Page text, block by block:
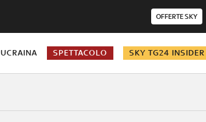
OFFERTE SKY
UCRAINA SPETTACOLO SKY TG24 INSIDER